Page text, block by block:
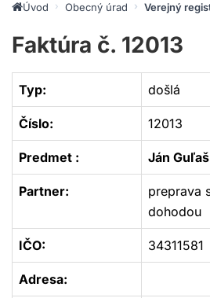
Úvod Obecný úrad Verejný
Faktúra č. 12013
Typ: došlá
Číslo: 12013
Predmet : Ján
Partner:
preprava
dohodou
IČO: 34311581
Adresa: